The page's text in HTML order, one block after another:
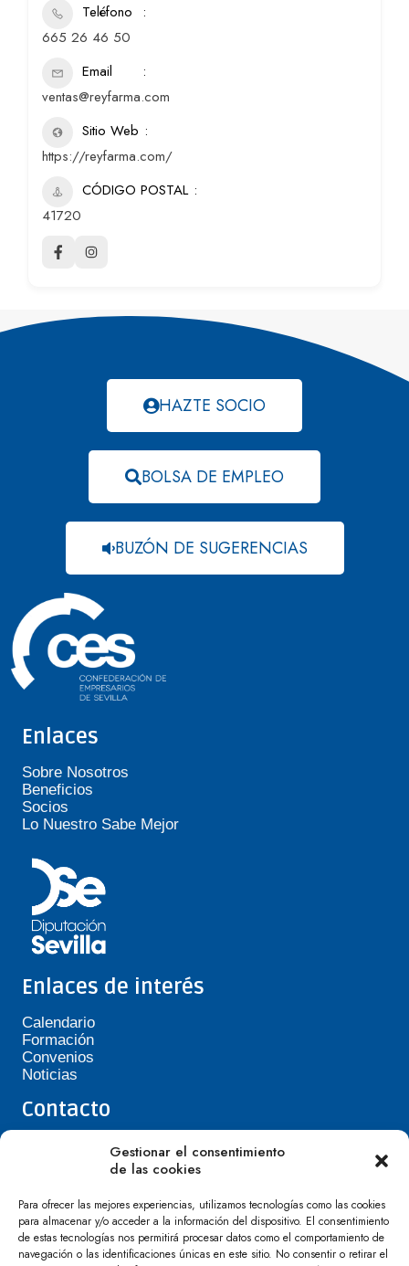
Gestionar el consentimiento
de las cookies
Para ofrecer las mejores experiencias, utilizamos tecnologías como las cookies
para almacenar y/o acceder a la información del dispositivo. El consentimiento
de estas tecnologías nos permitirá procesar datos como el comportamiento de
navegación o las identificaciones únicas en este sitio. No consentir o retirar el
Teléfono
665 26 46 50
Email
ventas@reyfarma.com
Sitio Web
https://reyfarma.com/
CÓDIGO POSTAL
41720
HAZTE SOCIO
BOLSA DE EMPLEO
BUZÓN DE SUGERENCIAS
Enlaces
Sobre Nosotros
Beneficios
Socios
Lo Nuestro Sabe Mejor
Enlaces de interés
Calendario
Formación
Convenios
Noticias
Contacto
Teléfono de Asepavi: 623 394 601
asepavi20@gmail.com
Villafranca